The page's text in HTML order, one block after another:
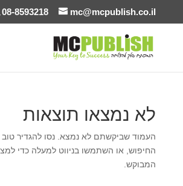
08-8593218 mc@mcpublish.co.il
לא נמצאו תוצאות
העמוד שביקשתם לא נמצא. נסו להגדיר טוב
החיפוש, או השתמשו בניווט למעלה כדי
המבוקש.